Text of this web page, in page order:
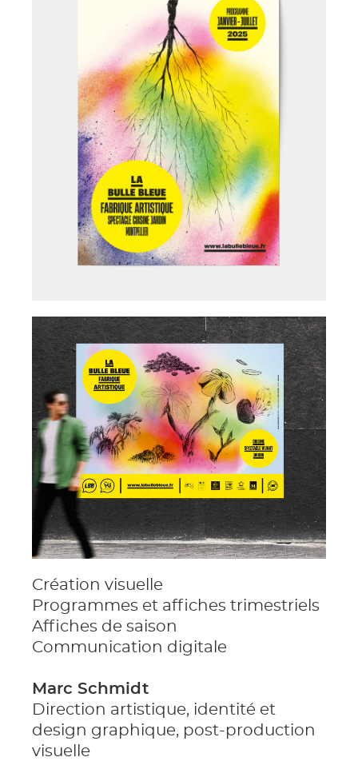
Création visuelle
Programmes et affiches trimestriels
Affiches de saison
Communication digitale
Marc Schmidt
Direction artistique, identité et
design graphique, post-production
visuelle